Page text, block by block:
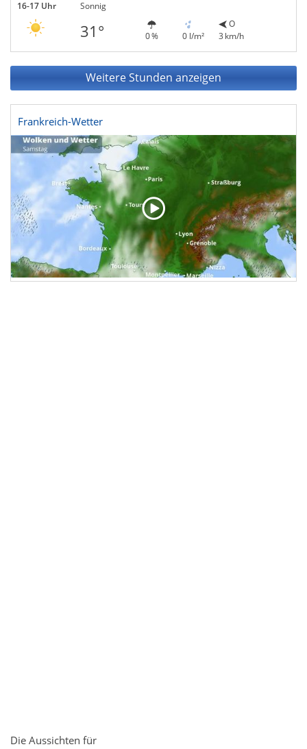
16-17 Uhr Sonnig
31° 0 % 0 l/m²
O
3 km/h
Weitere Stunden anzeigen
Frankreich-Wetter
Die Aussichten für